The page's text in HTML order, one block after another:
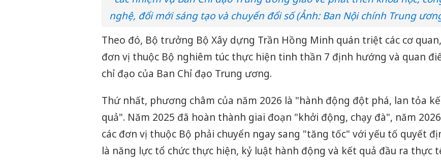
nghệ, đổi mới sáng tạo và chuyển đổi số (Ảnh: Ban Nội chính Trung
Theo đó, Bộ trưởng Bộ Xây dựng Trần Hồng Minh quán triệt các cơ quan,
đơn vị thuộc Bộ nghiêm túc thực hiện tinh thần 7 định hướng và quan
chỉ đạo của Ban Chỉ đạo Trung ương.
Thứ nhất, phương châm của năm 2026 là "hành động đột phá, lan tỏa
quả". Năm 2025 đã hoàn thành giai đoạn "khởi động, chạy đà", năm 2026
các đơn vị thuộc Bộ phải chuyển ngay sang "tăng tốc" với yếu tố quyết
là năng lực tổ chức thực hiện, kỷ luật hành động và kết quả đầu ra thực